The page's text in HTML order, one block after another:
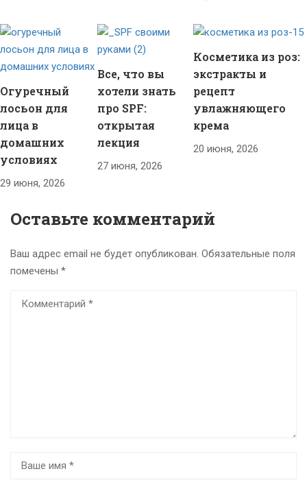
Огуречный
лосьон для
лица в
домашних
условиях
29 июня, 2026
Все, что вы
хотели знать
про SPF:
открытая
лекция
27 июня, 2026
Косметика из роз:
экстракты и
рецепт
увлажняющего
крема
20 июня, 2026
Оставьте комментарий
Ваш адрес email не будет опубликован. Обязательные поля
помечены *